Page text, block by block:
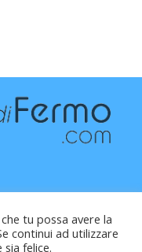
tu possa avere la
continui ad utilizzare
felice.